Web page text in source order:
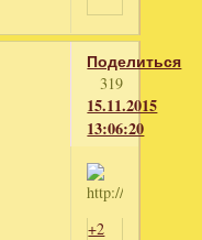
Поделиться
319
15.11.2015
13:06:20
+2